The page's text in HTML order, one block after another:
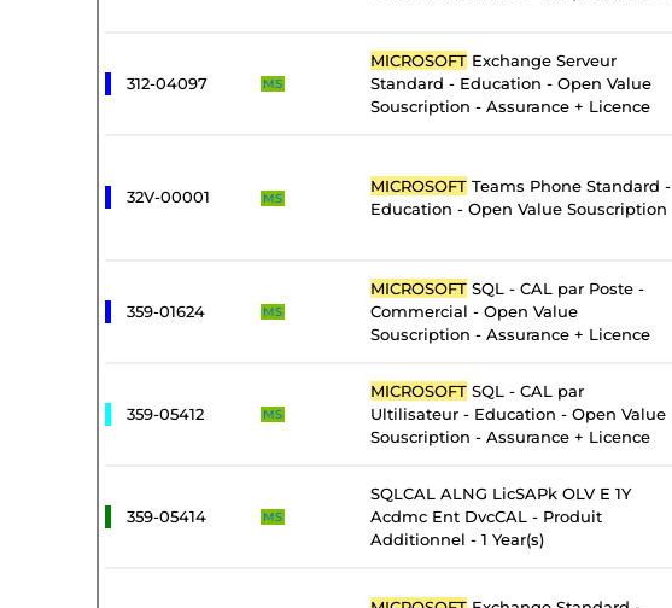
312-04097 MS
MICROSOFT Exchange Serveur
Standard - Education - Open Value
Souscription - Assurance + Licence
32V-00001 MS
MICROSOFT Teams Phone Standard -
Education - Open Value Souscription
359-01624 MS
MICROSOFT SQL - CAL par Poste -
Commercial - Open Value
Souscription - Assurance + Licence
359-05412 MS
MICROSOFT SQL - CAL par
Ultilisateur - Education - Open Value
Souscription - Assurance + Licence
359-05414 MS
SQLCAL ALNG LicSAPk OLV E 1Y
Acdmc Ent DvcCAL - Produit
Additionnel - 1 Year(s)